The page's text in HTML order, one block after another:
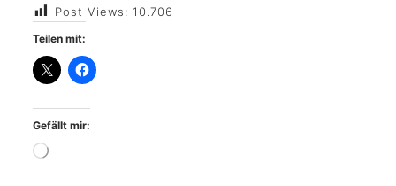
Post Views: 10.706
Teilen mit:
Gefällt mir: